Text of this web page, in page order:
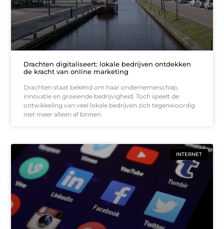
Drachten digitaliseert: lokale bedrijven ontdekken
de kracht van online marketing
Drachten staat bekend om haar ondernemerschap,
innovatie en groeiende bedrijvigheid. Toch speelt de
ontwikkeling van veel lokale bedrijven zich tegenwoordig
niet meer alleen af binnen
INTERNET